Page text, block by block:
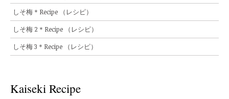
しそ梅＊Recipe （レシピ）
しそ梅 2＊Recipe （レシピ）
しそ梅 3＊Recipe （レシピ）
Kaiseki Recipe